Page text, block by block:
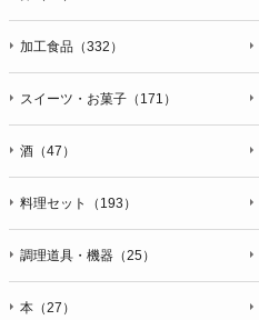
加工食品（332）
スイーツ・お菓子（171）
酒（47）
料理セット（193）
調理道具・機器（25）
本（27）